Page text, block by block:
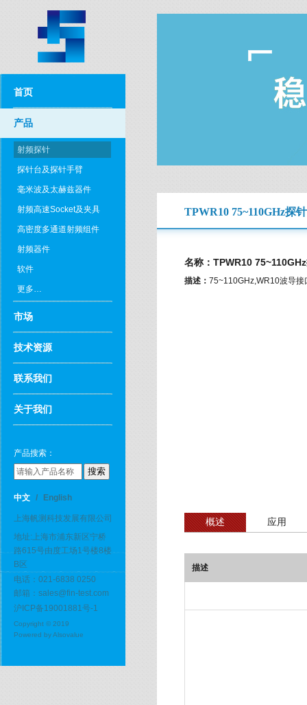
首页
产品
射频探针
探针台及探针手臂
毫米波及太赫兹器件
射频高速Socket及夹具
高密度多通道射频组件
射频器件
软件
更多…
市场
技术资源
联系我们
关于我们
产品搜索：
中文 / English
上海帆测科技发展有限公司
地址:上海市浦东新区宁桥
路615号由度工场1号楼8楼
B区
电话：021-6838 0250
邮箱：sales@fin-test.com
沪ICP备19001881号-1
Copyright © 2019
Powered byAlsovalue
TPWR10 75~110GHz探针
名称：TPWR10
描述： 75~110GHz,WR10波导接
概述 应用
描述